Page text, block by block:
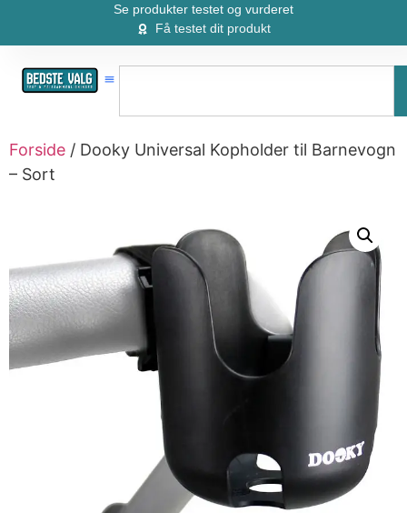
Se produkter testet og vurderet
Få testet dit produkt
Forside / Dooky Universal Kopholder til Barnevogn
– Sort